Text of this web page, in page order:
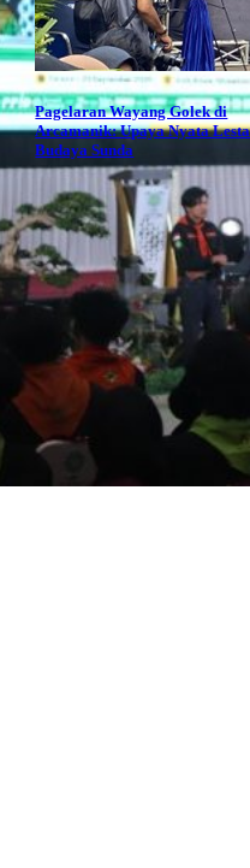
Pagelaran Wayang Golek di
Arcamanik: Upaya Nyata
Budaya Sunda